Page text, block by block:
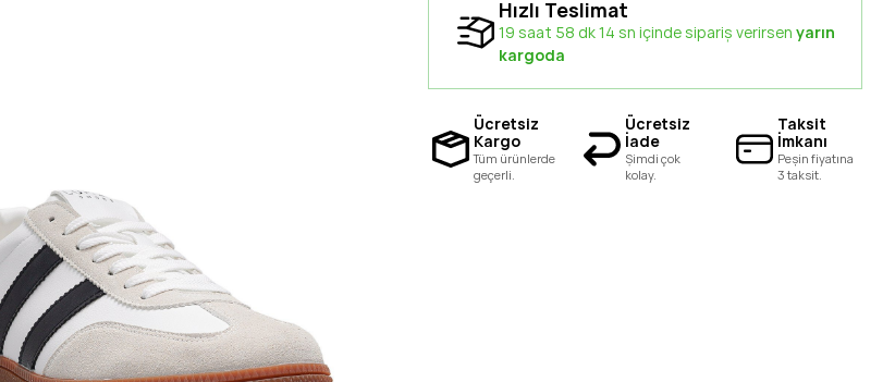
Hızlı Teslimat
19 saat 58 dk 13 sn içinde sipariş verirsen yarın
kargoda
Ücretsiz
Kargo
Tüm ürünlerde
geçerli.
Ücretsiz
İade
Şimdi çok
kolay.
Taksit
İmkanı
Peşin fiyatına
3 taksit.